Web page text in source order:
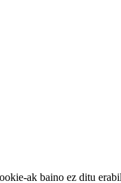
ak baino ez ditu